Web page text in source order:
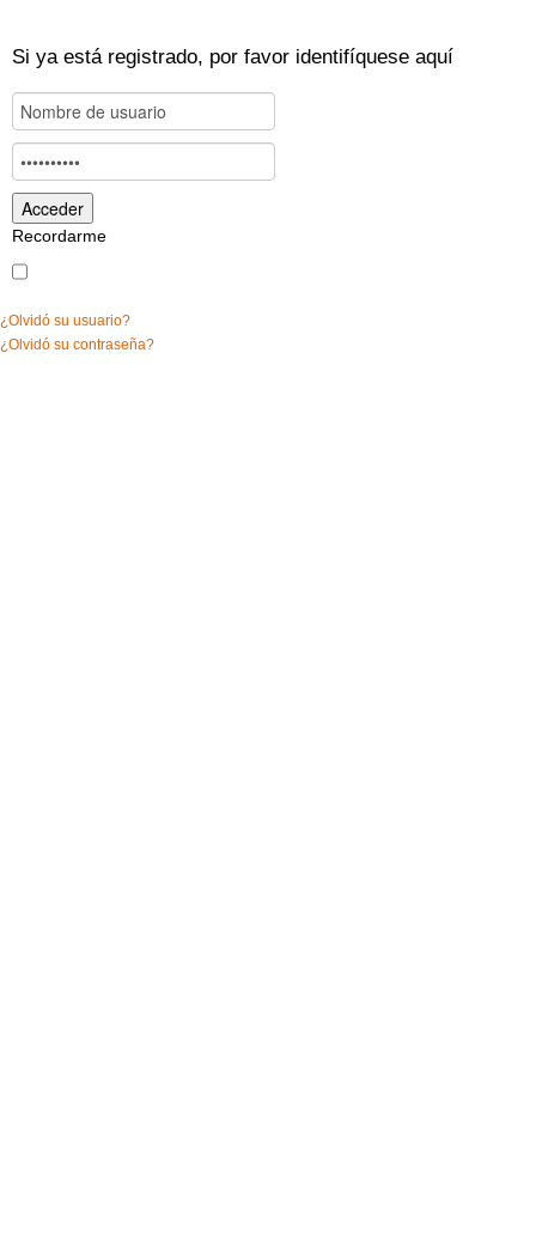
Si ya está registrado, por favor identifíquese aquí
Recordarme
¿Olvidó su usuario?
¿Olvidó su contraseña?